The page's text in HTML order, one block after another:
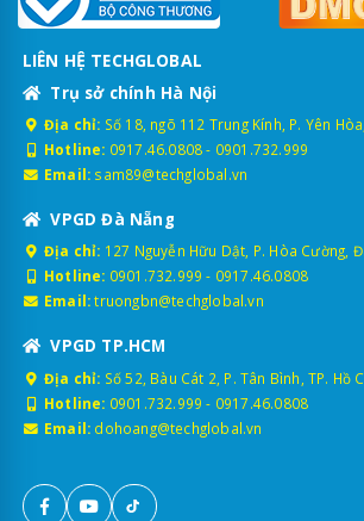
LIÊN HỆ TECHGLOBAL
Trụ sở chính Hà Nội
Địa chỉ: Số 18, ngõ 112 Trung Kính, P. Yên
Hotline: 0917.46.0808- 0901.732.999
Email: sam89@techglobal.vn
VPGD Đà Nẵng
Địa chỉ: 127 Nguyễn Hữu Dật, P. Hòa Cường,
Hotline: 0901.732.999 - 0917.46.0808
Email: truongbn@techglobal.vn
VPGD TP.HCM
Địa chỉ: Số 52, Bàu Cát 2, P. Tân Bình, TP. Hồ
Hotline: 0901.732.999 - 0917.46.0808
Email: dohoang@techglobal.vn